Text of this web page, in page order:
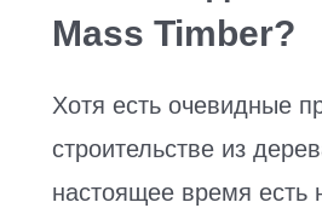
Mass Timber?
Хотя есть очевидные
строительстве из
настоящее время есть